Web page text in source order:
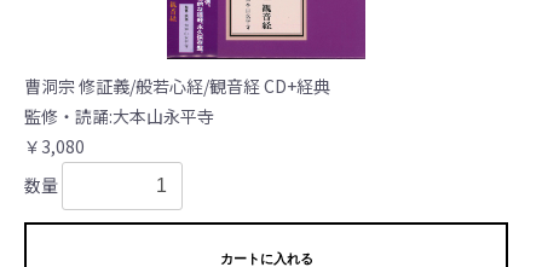
曹洞宗 修証義/般若心経/観音経 CD+経典
監修・読誦:大本山永平寺
￥3,080
数量
カートに入れる